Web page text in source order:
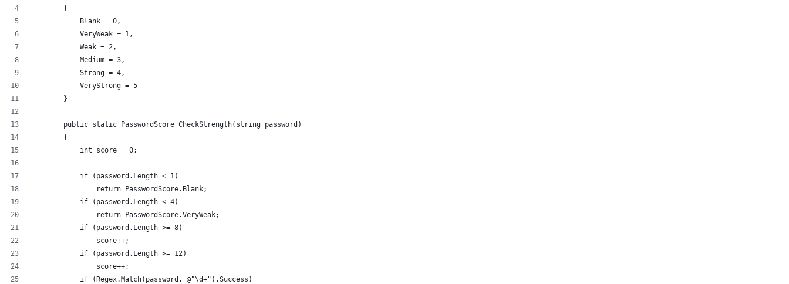
        {
            Blank = 0,
            VeryWeak = 1,
            Weak = 2,
            Medium = 3,
            Strong = 4,
            VeryStrong = 5
        }
        public static PasswordScore CheckStrength(string password)
        {
            int score = 0;
            if (password.Length < 1)
                return PasswordScore.Blank;
            if (password.Length < 4)
                return PasswordScore.VeryWeak;
            if (password.Length >= 8)
                score++;
            if (password.Length >= 12)
                score++;
            if (Regex.Match(password, @"\d+").Success)